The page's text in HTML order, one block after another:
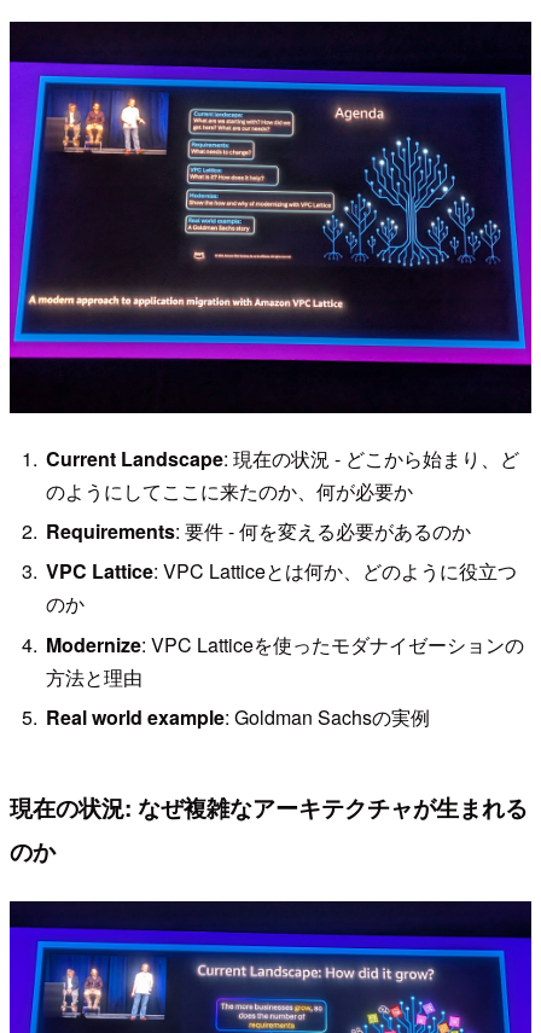
Current Landscape: 現在の状況 - どこから始まり、ど
のようにしてここに来たのか、何が必要か
Requirements: 要件 - 何を変える必要があるのか
VPC Lattice: VPC Latticeとは何か、どのように役立つ
のか
Modernize: VPC Latticeを使ったモダナイゼーションの
方法と理由
Real world example: Goldman Sachsの実例
現在の状況: なぜ複雑なアーキテクチャが生まれる
のか